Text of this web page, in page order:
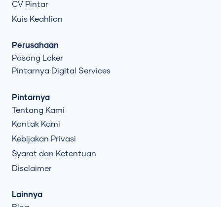
CV Pintar
Kuis Keahlian
Perusahaan
Pasang Loker
Pintarnya Digital Services
Pintarnya
Tentang Kami
Kontak Kami
Kebijakan Privasi
Syarat dan Ketentuan
Disclaimer
Lainnya